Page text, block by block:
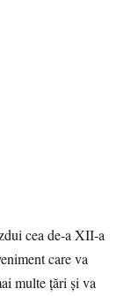
cea de-a XII-a
care va
multe țări și va